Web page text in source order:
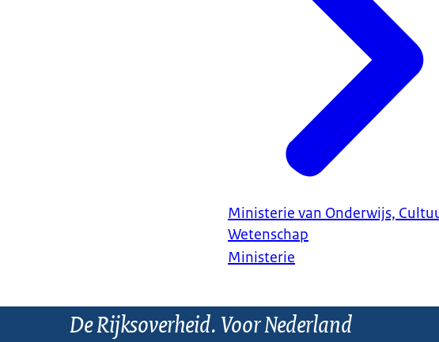
Ministerie van Onderwijs,
Wetenschap
Ministerie
De Rijksoverheid. Voor Nederland